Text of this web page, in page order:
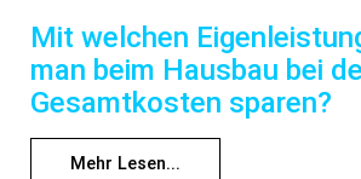
Mit welchen
man beim Hausbau bei
Gesamtkosten sparen?
Mehr Lesen...